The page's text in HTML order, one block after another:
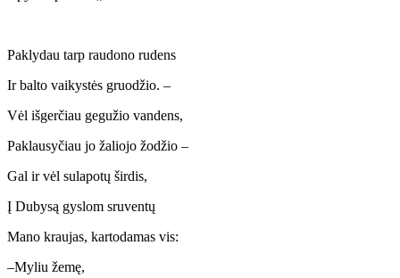
Paklydau tarp raudono rudens
Ir balto vaikystės gruodžio. –
Vėl išgerčiau gegužio vandens,
Paklausyčiau jo žaliojo žodžio –
Gal ir vėl sulapotų širdis,
Į Dubysą gyslom sruventų
Mano kraujas, kartodamas vis:
–Myliu žemę,